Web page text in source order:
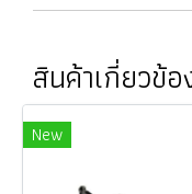
สินค้าเกี่ยวข้อ
New